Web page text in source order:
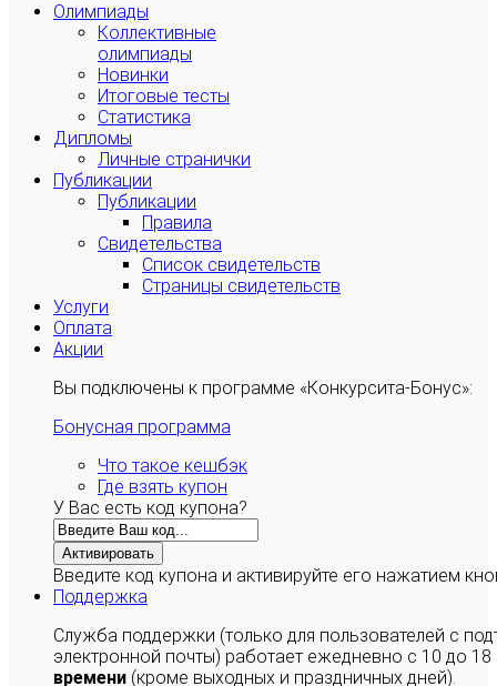
Олимпиады
Коллективные
олимпиады
Новинки
Итоговые тесты
Статистика
Дипломы
Личные странички
Публикации
Публикации
Правила
Свидетельства
Список свидетельств
Страницы свидетельств
Услуги
Оплата
Акции
Вы подключены к программе «Конкурсита-Бонус»:
Бонусная программа
Что такое кешбэк
Где взять купон
У Вас есть код купона?
Активировать
Введите код купона и активируйте его нажатием
Поддержка
Служба поддержки (только для пользователей с
электронной почты) работает ежедневно с 10 до
времени (кроме выходных и праздничных дней).